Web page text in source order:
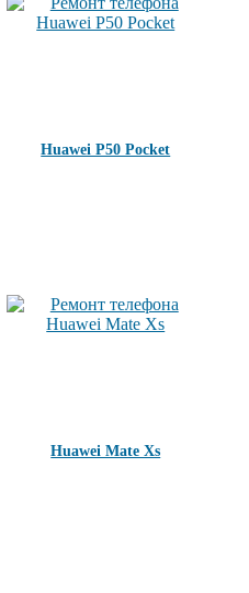
Huawei P50 Pocket
Huawei Mate Xs